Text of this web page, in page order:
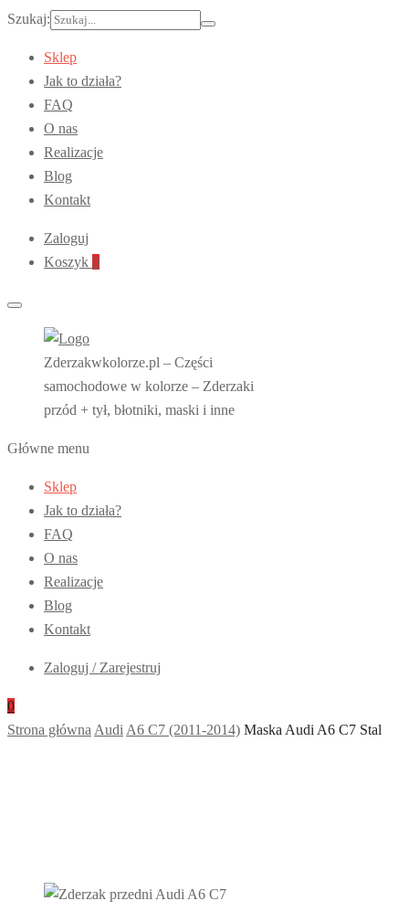
Szukaj:
Sklep
Jak to działa?
FAQ
O nas
Realizacje
Blog
Kontakt
Zaloguj
Koszyk 0
Zderzakwkolorze.pl – Części
samochodowe w kolorze – Zderzaki
przód + tył, błotniki, maski i inne
Główne menu
Sklep
Jak to działa?
FAQ
O nas
Realizacje
Blog
Kontakt
Zaloguj / Zarejestruj
0
Strona główna Audi A6 C7 (2011-2014) Maska Audi A6 C7 Stal